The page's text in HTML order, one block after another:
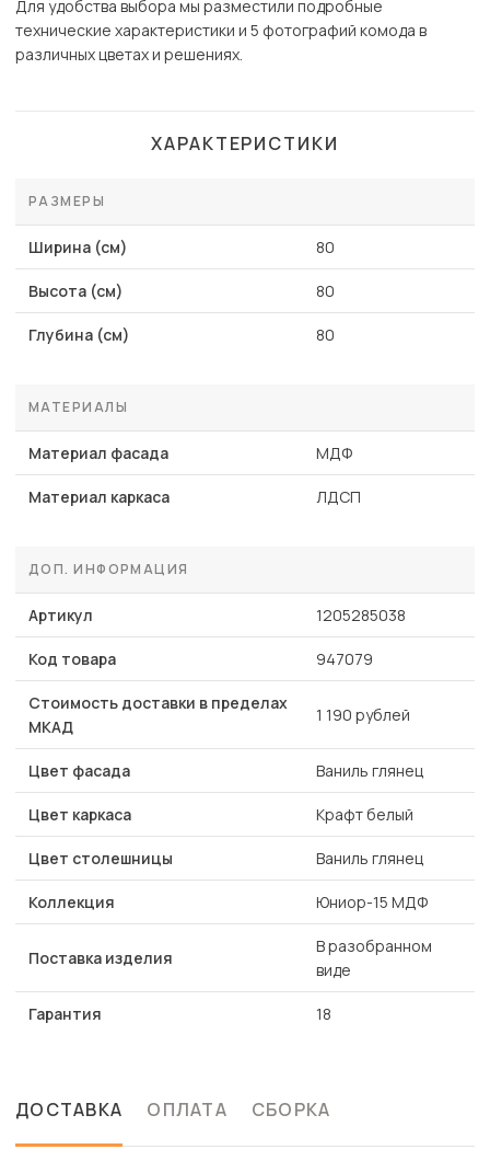
Для удобства выбора мы разместили подробные
технические характеристики и 5 фотографий комода в
различных цветах и решениях.
ХАРАКТЕРИСТИКИ
РАЗМЕРЫ
Ширина (см) 80
Высота (см) 80
Глубина (см) 80
МАТЕРИАЛЫ
Материал фасада МДФ
Материал каркаса ЛДСП
ДОП. ИНФОРМАЦИЯ
Артикул 1205285038
Код товара 947079
Стоимость доставки в пределах
МКАД
1 190 рублей
Цвет фасада Ваниль глянец
Цвет каркаса Крафт белый
Цвет столешницы Ваниль глянец
Коллекция Юниор-15 МДФ
Поставка изделия
В разобранном
виде
Гарантия 18
ДОСТАВКА ОПЛАТА СБОРКА